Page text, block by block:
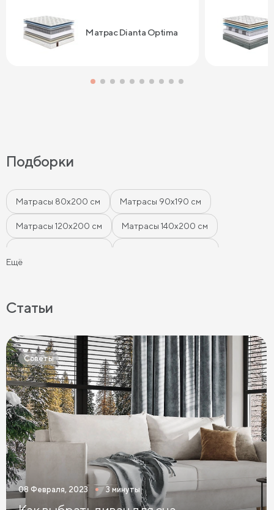
Матрас Dianta Optima
Сонум к
дня .
Подборки
Матрасы 80х200 см Матрасы 90х190 см
Матрасы 120х200 см Матрасы 140х200 см
Тонкие матрасы Матрасы с независимыми пружинами
Матрасы из латекса Кокосовые матрасы
Матрасы из латекса и кокоса
Матрасы с эффектом памяти Высокие матрасы
Матрасы с 5 зонами жесткости
Матрасы с 7 зонами жесткости
Односпальные матрасы Двуспальные матрасы
Ещё
Статьи
Советы
08 Февраля, 2023 3 минуты